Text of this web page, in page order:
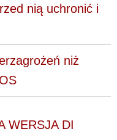
nią uchronić i
niż
WERSJA DI